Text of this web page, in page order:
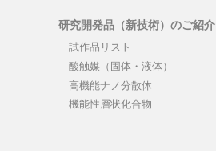
研究開発品（新技術）のご紹介
試作品リスト
酸触媒（固体・液体）
高機能ナノ分散体
機能性層状化合物